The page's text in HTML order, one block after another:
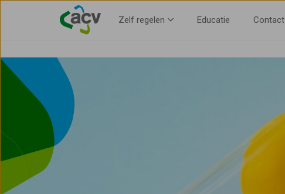
Zelf regelen Educatie Contact
Voorkeur voor gemeente opgeven